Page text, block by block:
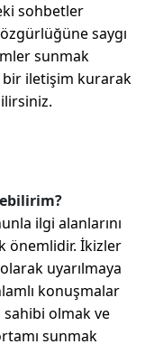
sohbetler
saygı
sunmak
bir iletişim kurarak
ilgi alanlarını
önemlidir. İkizler
uyarılmaya
konuşmalar
sahibi olmak ve
sunmak